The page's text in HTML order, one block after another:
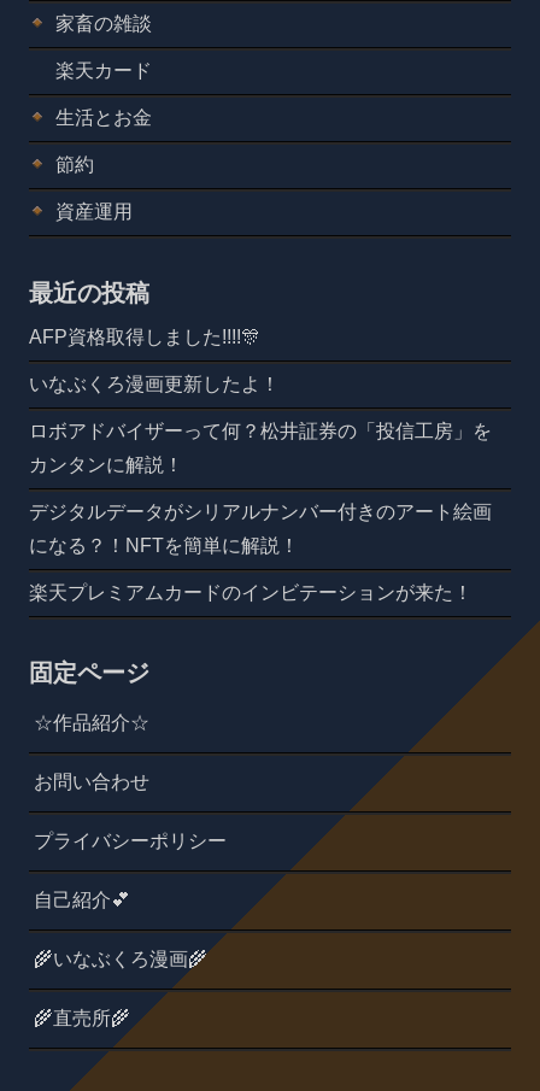
家畜の雑談
楽天カード
生活とお金
節約
資産運用
最近の投稿
AFP資格取得しました!!!!🎊
いなぶくろ漫画更新したよ！
ロボアドバイザーって何？松井証券の「投信工房」を
カンタンに解説！
デジタルデータがシリアルナンバー付きのアート絵画
になる？！NFTを簡単に解説！
楽天プレミアムカードのインビテーションが来た！
固定ページ
☆作品紹介☆
お問い合わせ
プライバシーポリシー
自己紹介💕
🌾いなぶくろ漫画🌾
🌾直売所🌾